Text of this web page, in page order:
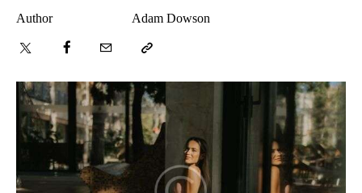
Author
Adam Dowson